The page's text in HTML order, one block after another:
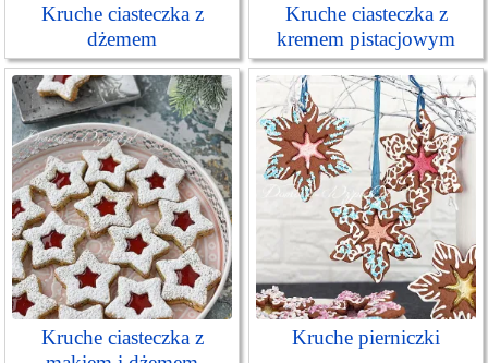
Kruche ciasteczka z
dżemem
Kruche ciasteczka z
kremem pistacjowym
Kruche ciasteczka z
Kruche pierniczki